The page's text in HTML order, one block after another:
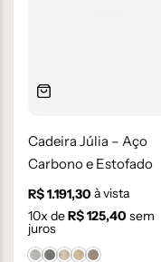
Cadeira Júlia – Aço
Carbono e Estofado
R$1.191,30 à vista
10x deR$125,40 sem
juros